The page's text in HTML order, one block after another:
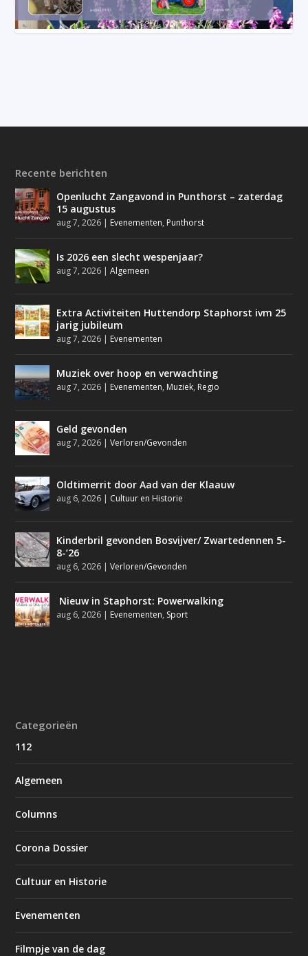
Recente berichten
Openlucht Zangavond in Punthorst – zaterdag
15 augustus
aug 7, 2026 | Evenementen, Punthorst
Is 2026 een slecht wespenjaar?
aug 7, 2026 |Algemeen
Extra Activiteiten Huttendorp Staphorst ivm 25
jarig jubileum
aug 7, 2026 | Evenementen
Muziek over hoop en verwachting
aug 7, 2026 | Evenementen, Muziek, Regio
Geld gevonden
aug 7, 2026 |Verloren/Gevonden
Oldtimerrit door Aad van der Klaauw
aug 6, 2026 | Cultuur en Historie
Kinderbril gevonden Bosvijver/ Zwartedennen 5-
8-’26
aug 6, 2026 |Verloren/Gevonden
Nieuw in Staphorst: Powerwalking
aug 6, 2026 | Evenementen, Sport
Categorieën
112
Algemeen
Columns
Corona Dossier
Cultuur en Historie
Evenementen
Filmpje van de dag